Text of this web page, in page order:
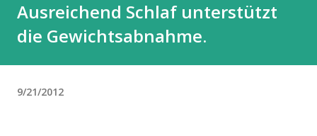
Ausreichend Schlaf unterstützt
die Gewichtsabnahme.
9/21/2012